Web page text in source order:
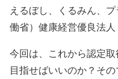
えるぼし、くるみん、
働省）健康経営優良法人
今回は、これから認定
目指せばいいのか？そ